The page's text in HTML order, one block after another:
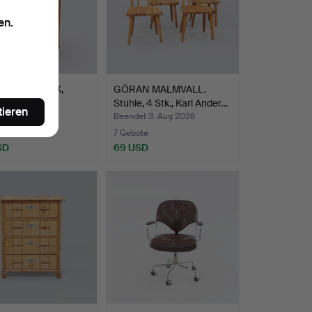
Jahrhundert.
3. Aug 2026
GÖRAN MALMVALL.
Stühle, 4 Stk., Karl Ander…
Beendet 3. Aug 2026
7 Gebote
69 USD